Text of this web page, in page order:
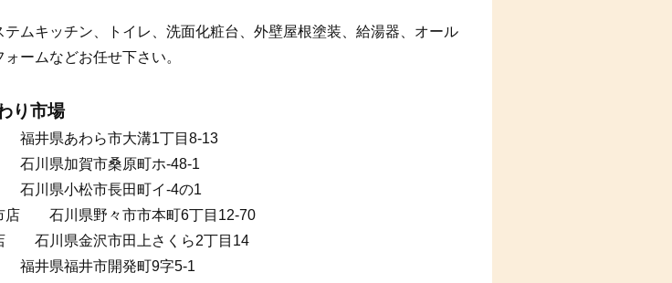
テムキッチン、トイレ、洗面化粧台、外壁屋根塗装、給湯器、オール
ームなどお任せ下さい。
り市場
井県あわら市大溝1丁目8-13
川県加賀市桑原町ホ-48-1
川県小松市長田町イ-4の1
店 石川県野々市市本町6丁目12-70
石川県金沢市田上さくら2丁目14
井県福井市開発町9字5-1